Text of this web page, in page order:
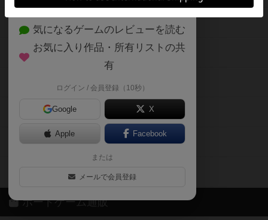
気になるゲームのレビューを読む
お気に入り作品・所有リストの共
有
ログイン / 会員登録（10秒）
Google X
Apple Facebook
または
メールで会員登録
ボードゲーム会情報
メカニクス特集
掲示板・トピックス
ボドとも・会員一覧
ボードゲーム業界コラム
ボドゲーマご利用案内
ボードゲーム通販